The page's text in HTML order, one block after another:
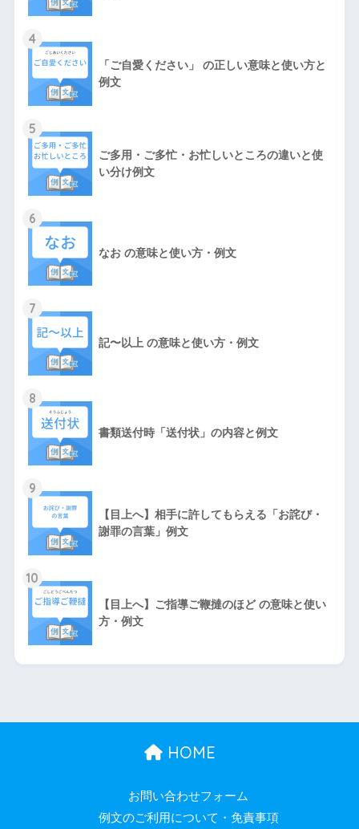
4
「ご自愛ください」 の正しい意味と使い方と
例文
5
ご多用・ご多忙・お忙しいところの違いと使
い分け例文
6
なお の意味と使い方・例文
7
記〜以上 の意味と使い方・例文
8
書類送付時「送付状」の内容と例文
9
【目上へ】相手に許してもらえる「お詫び・
謝罪の言葉」例文
10
【目上へ】ご指導ご鞭撻のほど の意味と使い
方・例文
HOME
お問い合わせフォーム
例文のご利用について・免責事項